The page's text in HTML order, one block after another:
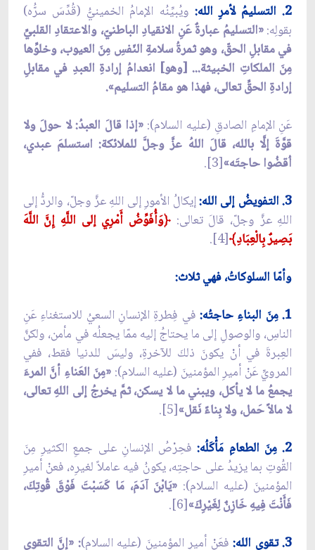
2. التسليمُ لأمرِ الله:
ويُبيِّنُه الإمامُ الخمينيُّ (قُدِّسَ سرُّه)
بقولِه:«التسليمُ عبارةٌ عَنِ الانقيادِ الباطنيّ، والاعتقادِ القلبيِّ
في مقابلِ الحقّ، وهو ثمرةُ سلامةِ النّفسِ مِنَ العيوب، وخلوِّها
مِنَ الملكاتِ الخبيثة... [وهو] انعدامُ إرادةِ العبدِ في مقابلِ
إرادةِ الحقِّ تعالى، فهذا هو مقامُ التسليم».
عَنِ الإمامِ الصادقِ (عليه السلام): «إذا قالَ العبدُ: لا حولَ ولا
قوَّةَ إلَّا بالله، قالَ اللهُ عزَّ وجلَّ للملائكة: استسلمَ عبدي،
اُقضُوا حاجتَه»[3].
3. التفويضُ إلى الله:
إيكالُ الأمورِ إلى اللهِ عزَّ وجلّ، والردُّ إلى
اللهِ عزَّ وجلّ، قالَ تعالى: ﴿وَأُفَوِّضُ أَمْرِي إلى اللَّهِ إِنَّ اللَّهَ
بَصِيرٌ بِالْعِبَادِ﴾[4].
وأمّا السلوكاتُ، فهي ثلاث:
1. مِنَ البناءِ حاجتُه:
في فِطرةِ الإنسانِ السعيُ للاستغناءِ عَنِ
الناسِ، والوصولِ إلى ما يحتاجُ إليه ممّا يجعلُه في مأمن، ولكنَّ
العِبرةَ في أنْ يكونَ ذلكَ للآخرةِ، وليسَ للدنيا فقط، ففي
المرويِّ عَنْ أميرِ المؤمنينَ (عليه السلام): «مِنَ العَناءِ أنَّ المرءَ
يجمعُ ما لا يأكل، ويبني ما لا يسكن، ثمَّ يخرجُ إلى اللهِ تعالى،
لا مالاً حَمل، ولا بِناءً نَقل»[5].
2. مِنَ الطعامِ مَأْكَلُه:
فحِرْصُ الإنسانِ على جمعِ الكثيرِ مِنَ
القُوتِ بما يزيدُ على حاجتِه، يكونُ فيه عاملاً لغيرِه، فعنْ أميرِ
المؤمنينَ (عليه السلام): «يَابْنَ آدَمَ، مَا كَسَبْتَ فَوْقَ قُوتِكَ،
فَأَنْتَ فِيهِ خَازِنٌ لِغَيْرِكَ»[6].
3. تقوى الله:
فعَنْ أميرِ المؤمنينَ (عليه السلام): «إنَّ التقوى